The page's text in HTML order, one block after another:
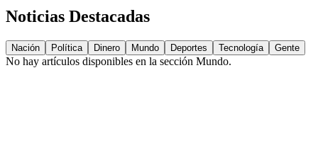
Noticias Destacadas
Nación Política Dinero Mundo Deportes Tecnología Gente
No hay artículos disponibles en la sección Mundo.